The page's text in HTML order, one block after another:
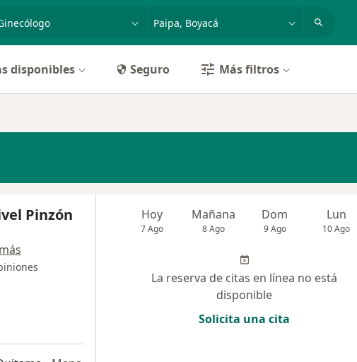
enfermedad o nombrep. ej. Bogotá
disponibles Seguro Más filtros
Pinzón
Hoy
7 Ago
Mañana
8 Ago
Dom
9 Ago
Lun
10 Ago
La reserva de citas en línea no está
disponible
Solicita una cita